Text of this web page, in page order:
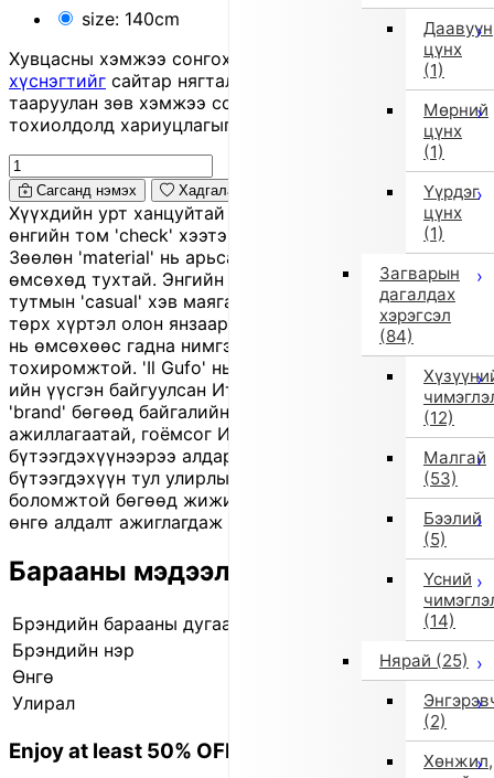
Даавуун
цүнх
(1)
Мөрний
цүнх
(1)
Үүрдэг
цүнх
(1)
Загварын
дагалдах
хэрэгсэл
(84)
(12)
Малгай
(53)
Бээлий
(5)
Үсний
(14)
Нярай (25)
(2)
Хөнжил,
size: 140cm
Хувцасны хэмжээ сонгохдоо
хэмжээ сонгох
хүснэгтийг сайтар нягталж, биеийн хэмжээтэйгээ
тааруулан зөв хэмжээ сонгоно уу, хувцас таарахгүй
тохиолдолд хариуцлагыг захиалагч өөрөө хүлээнэ.
Сагсанд нэмэх Хадгалах
Хүүхдийн урт ханцуйтай энэ 'shirt' нь хар-цагаан
өнгийн том 'check' хээтэй, нүдэнд тусах загвартай.
Зөөлөн 'material' нь арьсанд эвтэйхэн мэдрэгдэж,
өмсөхөд тухтай. Энгийн 'silhouette'-той тул өдөр
тутмын 'casual' хэв маягаас эхлээд илүү цэмцгэр
төрх хүртэл олон янзаар хослуулж болно. Ганцааранг
нь өмсөхөөс гадна нимгэн давхарлаж өмсөхөд
тохиромжтой. 'Il Gufo' нь 1980 онд Giovanna Miletti-
ийн үүсгэн байгуулсан Италийн хүүхдийн хувцасны
'brand' бөгөөд байгалийн 'material' ашигласан, гар
ажиллагаатай, гоёмсог Италийн хэв маягийн
бүтээгдэхүүнээрээ алдартай. Энэ нь 'outlet'
бүтээгдэхүүн тул улирлын үлдэгдэл шинэ бараа байх
боломжтой бөгөөд жижиг зураас, үрчлээ, бага зэрэг
өнгө алдалт ажиглагдаж болно.
Барааны мэдээлэл
Брэндийн барааны дугаар
Брэндийн нэр
il gufo (Ил Гуфо)
Өнгө
Улирал
2025 оны намар/өвөл
Enjoy at least 50% OFF Tokyo fashion